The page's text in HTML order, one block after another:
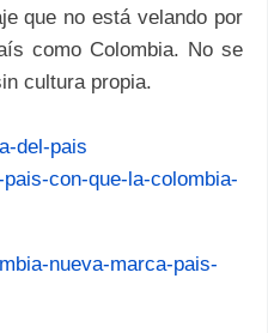
que no está velando por
como Colombia. No se
cultura propia.
del-pais
con-que-la-colombia-
nueva-marca-pais-